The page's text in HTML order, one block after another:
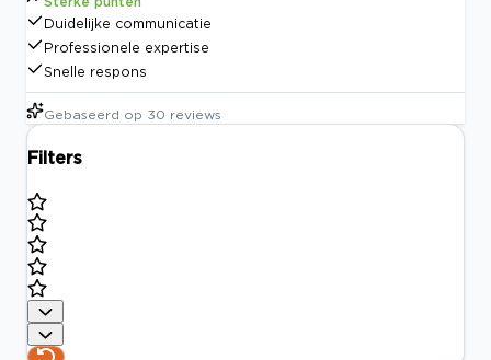
Duidelijke communicatie
Professionele expertise
Snelle respons
Gebaseerd op 30 reviews
Filters